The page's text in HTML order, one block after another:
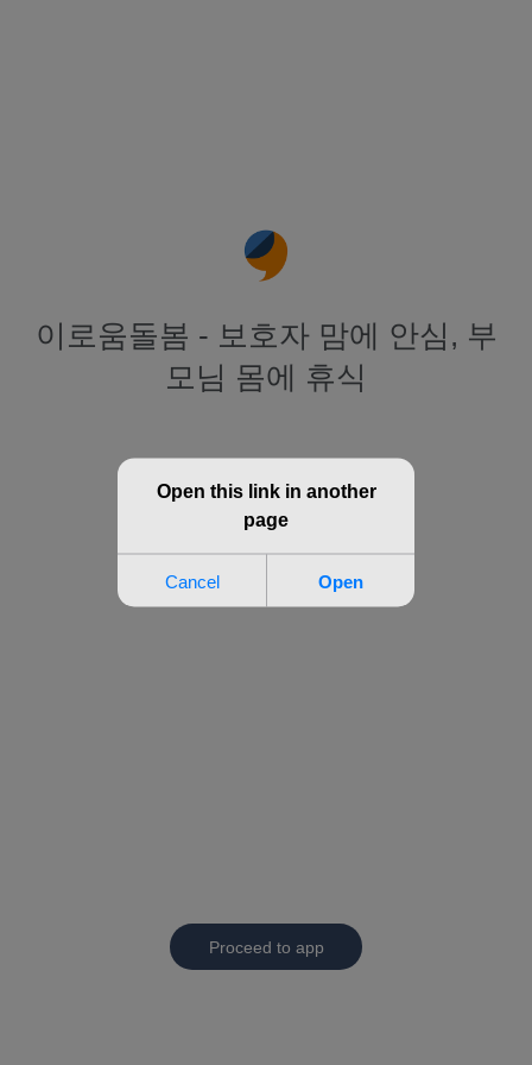
이로움돌봄 - 보호자 맘에 안심, 부
모님 몸에 휴식
Proceed to app